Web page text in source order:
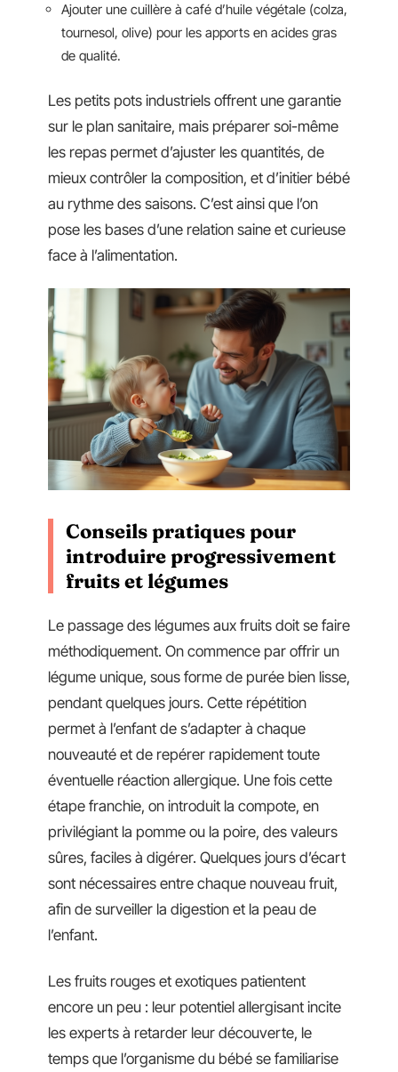
Ajouter une cuillère à café d’huile végétale (colza,
tournesol, olive) pour les apports en acides gras
de qualité.
Les petits pots industriels offrent une garantie
sur le plan sanitaire, mais préparer soi-même
les repas permet d’ajuster les quantités, de
mieux contrôler la composition, et d’initier bébé
au rythme des saisons. C’est ainsi que l’on
pose les bases d’une relation saine et curieuse
face à l’alimentation.
Conseils pratiques pour
introduire progressivement
fruits et légumes
Le passage des légumes aux fruits doit se faire
méthodiquement. On commence par offrir un
légume unique, sous forme de purée bien lisse,
pendant quelques jours. Cette répétition
permet à l’enfant de s’adapter à chaque
nouveauté et de repérer rapidement toute
éventuelle réaction allergique. Une fois cette
étape franchie, on introduit la compote, en
privilégiant la pomme ou la poire, des valeurs
sûres, faciles à digérer. Quelques jours d’écart
sont nécessaires entre chaque nouveau fruit,
afin de surveiller la digestion et la peau de
l’enfant.
Les fruits rouges et exotiques patientent
encore un peu : leur potentiel allergisant incite
les experts à retarder leur découverte, le
temps que l’organisme du bébé se familiarise